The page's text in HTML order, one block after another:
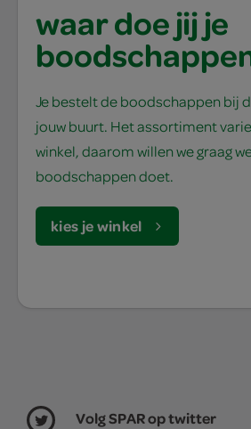
waar doe jij je
Je bestelt de boodschappen bij
jouw buurt. Het assortiment
winkel, daarom willen we graag
boodschappen doet.
kies je winkel
Volg SPAR op twitter